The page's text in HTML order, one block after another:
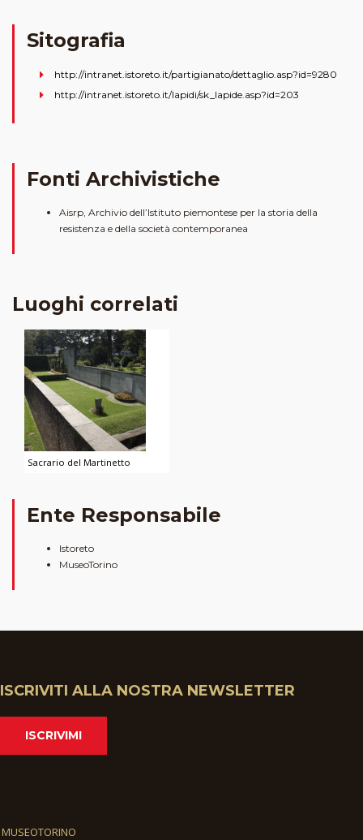
Sitografia
http://intranet.istoreto.it/partigianato/dettaglio.asp?id=9280
http://intranet.istoreto.it/lapidi/sk_lapide.asp?id=203
Fonti Archivistiche
Aisrp, Archivio dell’Istituto piemontese per la storia della
resistenza e della società contemporanea
Luoghi correlati
Sacrario del Martinetto
Ente Responsabile
Istoreto
MuseoTorino
ISCRIVITI ALLA NOSTRA NEWSLETTER
ISCRIVIMI
MUSEOTORINO